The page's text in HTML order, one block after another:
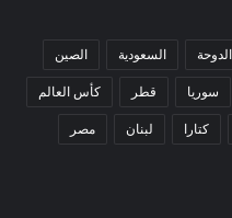
الدوحة السعودية الصين
سوريا قطر كأس العالم
كتارا لبنان مصر